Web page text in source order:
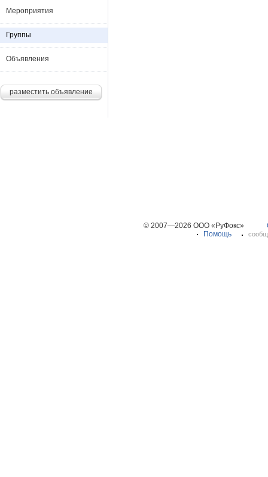
Мероприятия
Группы
Объявления
разместить объявление
© 2007—2026 ООО «РуФокс»
Помощь